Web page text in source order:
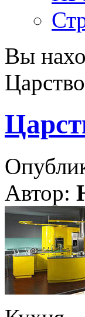
Вы
Автор: